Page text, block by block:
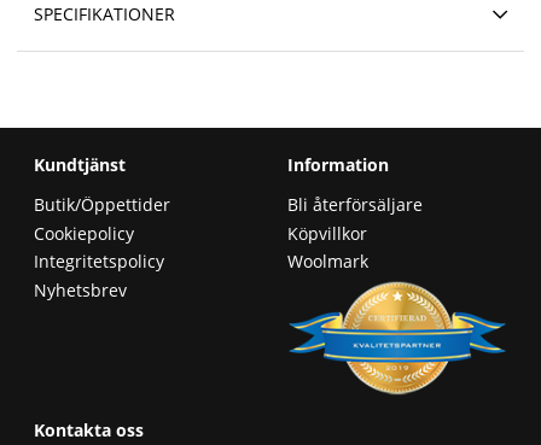
SPECIFIKATIONER
Kundtjänst
Butik/Öppettider
Cookiepolicy
Integritetspolicy
Nyhetsbrev
Information
Bli återförsäljare
Köpvillkor
Woolmark
Kontakta oss